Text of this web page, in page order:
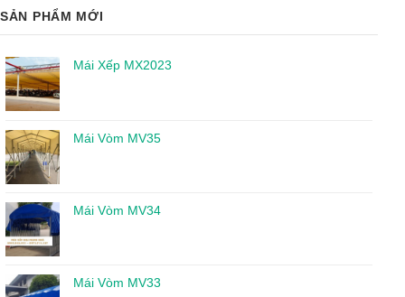
SẢN PHẨM MỚI
Mái Xếp MX2023
Mái Vòm MV35
Mái Vòm MV34
Mái Vòm MV33